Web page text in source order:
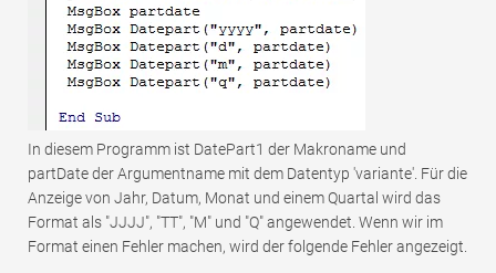
In diesem Programm ist DatePart1 der Makroname und
partDate der Argumentname mit dem Datentyp 'variante'. Für die
Anzeige von Jahr, Datum, Monat und einem Quartal wird das
Format als "JJJJ", "TT", "M" und "Q" angewendet. Wenn wir im
Format einen Fehler machen, wird der folgende Fehler angezeigt.